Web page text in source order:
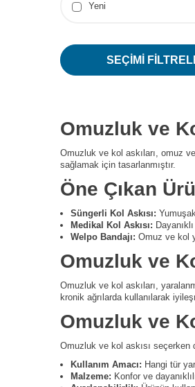
Yeni
SEÇIMI
Omuzluk ve
Omuzluk ve kol askıları, omuz
sağlamak için tasarlanmıştır.
Öne Çıkan
Süngerli Kol Askısı:
Medikal Kol Askısı:
Welpo Bandajı: Omuz ve kol
Omuzluk ve
Omuzluk ve kol askıları,
kronik ağrılarda kullanılarak
Omuzluk ve
Omuzluk ve kol askısı
Kullanım Amacı: Hangi tür
Malzeme: Konfor ve